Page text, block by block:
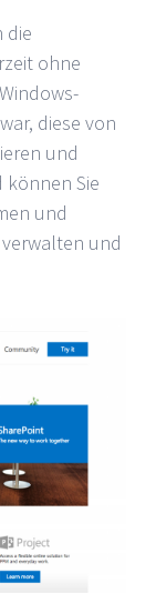
die
ohne
diese von
und
Sie
und
und